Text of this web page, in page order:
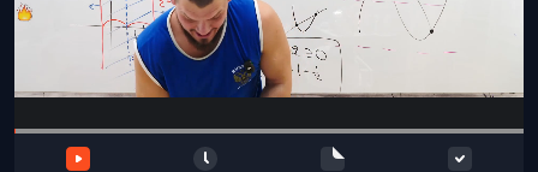
Тех
поддержка
и